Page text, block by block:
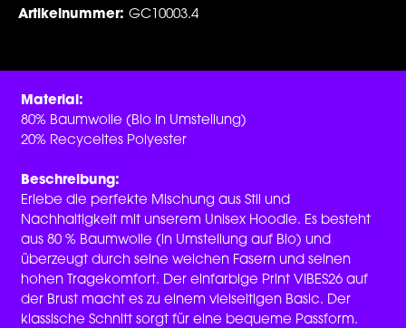
Artikelnummer: GC10003.4
Material:
80% Baumwolle (Bio in Umstellung)
20% Recyceltes Polyester
Beschreibung:
Erlebe die perfekte Mischung aus Stil und
Nachhaltigkeit mit unserem Unisex Hoodie. Es besteht
aus 80 % Baumwolle (in Umstellung auf Bio) und
überzeugt durch seine weichen Fasern und seinen
hohen Tragekomfort. Der einfarbige Print VIBES26 auf
der Brust macht es zu einem vielseitigen Basic. Der
klassische Schnitt sorgt für eine bequeme Passform.